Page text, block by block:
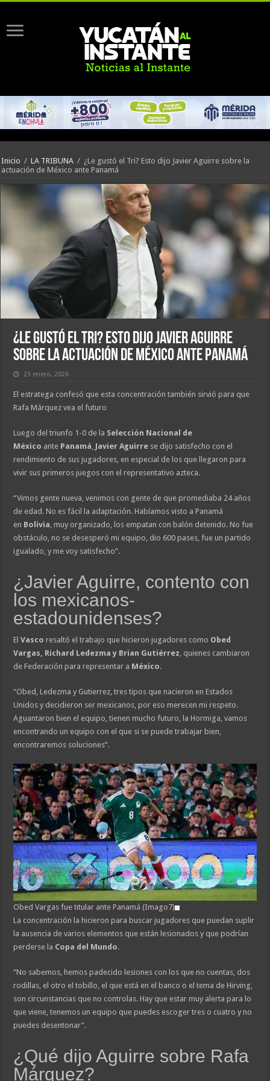
Inicio / LA TRIBUNA / ¿Le gustó el Tri? Esto dijo Javier Aguirre sobre la
actuación de México ante Panamá
¿Le gustó el Tri? Esto dijo Javier Aguirre
sobre la actuación de México ante Panamá
23 enero, 2026
El estratega confesó que esta concentración también sirvió para que
Rafa Márquez vea el futuro
Luego del triunfo 1-0 de la Selección Nacional de
México ante Panamá, Javier Aguirre se dijo satisfecho con el
rendimiento de sus jugadores, en especial de los que llegaron para
vivir sus primeros juegos con el representativo azteca.
“Vimos gente nueva, venimos con gente de que promediaba 24 años
de edad. No es fácil la adaptación. Habíamos visto a Panamá
en Bolivia, muy organizado, los empatan con balón detenido. No fue
obstáculo, no se desesperó mi equipo, dio 600 pases, fue un partido
igualado, y me voy satisfecho”.
¿​Javier Aguirre, contento con
los mexicanos-
estadounidenses?
ElVascoresaltó el trabajo que hicieron jugadores como Obed
Vargas, Richard Ledezma y Brian Gutiérrez, quienes cambiaron
de Federación para representar a México.
“Obed, Ledezma y Gutierrez, tres tipos que nacieron en Estados
Unidos y decidieron ser mexicanos, por eso merecen mi respeto.
Aguantaron bien el equipo, tienen mucho futuro, la Hormiga, vamos
encontrando un equipo con el que si se puede trabajar bien,
encontraremos soluciones”.
Obed Vargas fue titular ante Panamá (Imago7)
La concentración la hicieron para buscar jugadores que puedan suplir
la ausencia de varios elementos que están lesionados y que podrían
perderse la Copa del Mundo.
“No sabemos, hemos padecido lesiones con los que no cuentas, dos
rodillas, el otro el tobillo, el que está en el banco o el tema de Hirving,
son circunstancias que no controlas. Hay que estar muy alerta para lo
que viene, tenemos un equipo que puedes escoger tres o cuatro y no
puedes desentonar”.
¿Qué dijo Aguirre sobre Rafa
Márquez?